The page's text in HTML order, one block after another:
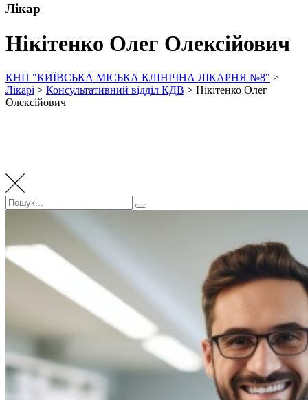
Лікар
Нікітенко Олег Олексійович
КНП "КИЇВСЬКА МІСЬКА КЛІНІЧНА ЛІКАРНЯ №8" >
Лікарі > Консультативний відділ КДВ > Нікітенко Олег
Олексійович
Пошук:
Пошук